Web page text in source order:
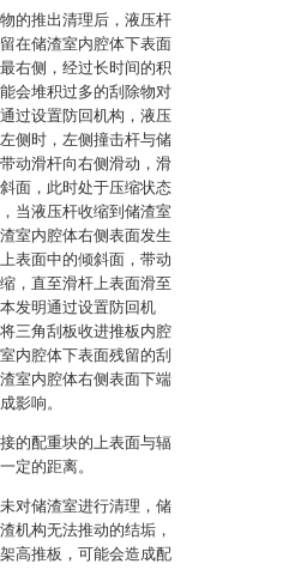
的推出清理后，液压杆
在储渣室内腔体下表面
右侧，经过长时间的积
会堆积过多的刮除物对
过设置防回机构，液压
侧时，左侧撞击杆与储
动滑杆向右侧滑动，滑
面，此时处于压缩状态
当液压杆收缩到储渣室
室内腔体右侧表面发生
表面中的倾斜面，带动
，直至滑杆上表面滑至
发明通过设置防回机
三角刮板收进推板内腔
内腔体下表面残留的刮
室内腔体右侧表面下端
影响。
的配重块的上表面与辐
定的距离。
对储渣室进行清理，储
机构无法推动的结垢，
高推板，可能会造成配